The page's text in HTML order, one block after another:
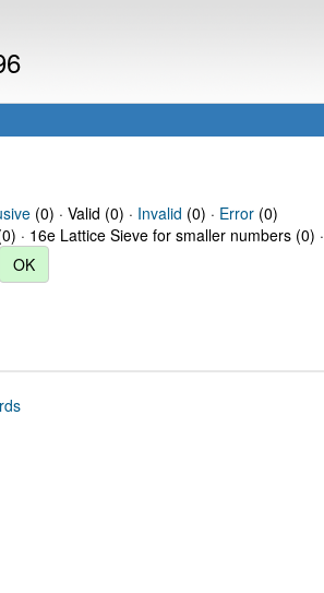
(0) · Valid (0) · Invalid (0) · Error(0)
· 16e Lattice Sieve for smaller numbers (0) ·